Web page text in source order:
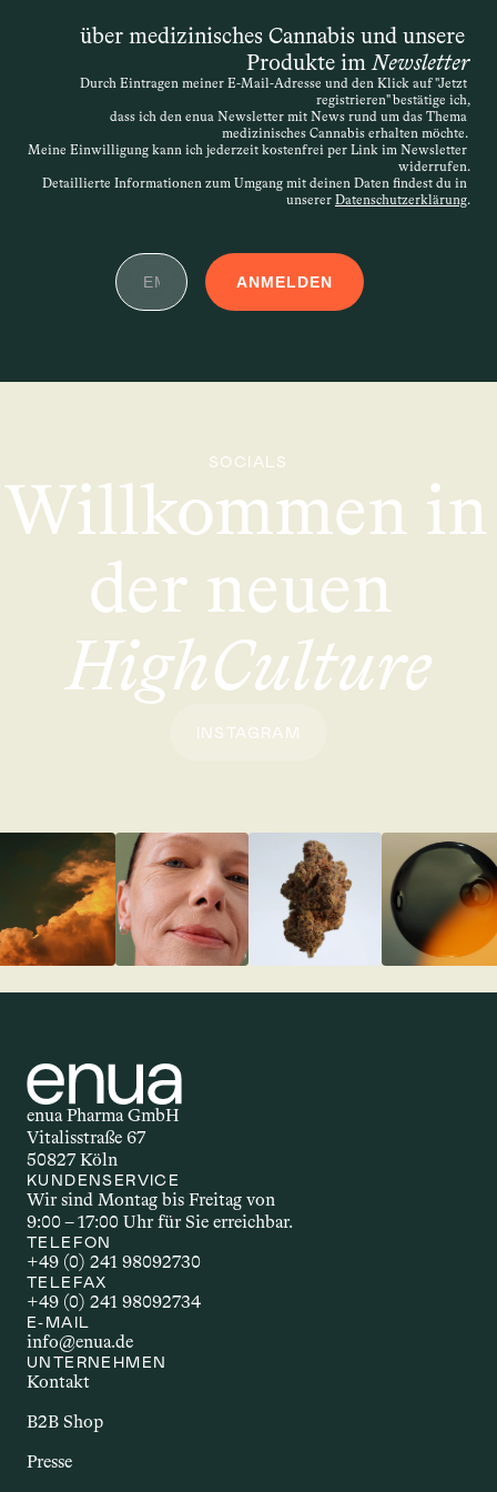
über medizinisches Cannabis und unsere
Produkte im Newsletter
Durch Eintragen meiner E-Mail-Adresse und den Klick auf "Jetzt
registrieren" bestätige ich,
dass ich den enua Newsletter mit News rund um das Thema
medizinisches Cannabis erhalten möchte.
Meine Einwilligung kann ich jederzeit kostenfrei per Link im Newsletter
widerrufen.
Detaillierte Informationen zum Umgang mit deinen Daten findest du in
unserer Datenschutzerklärung.
ANMELDEN
SOCIALS
Willkommen in
der neuen
HighCulture
INSTAGRAM
enua Pharma GmbH
Vitalisstraße 67
50827 Köln
KUNDENSERVICE
Wir sind Montag bis Freitag von
9:00 – 17:00 Uhr für Sie erreichbar.
TELEFON
+49 (0) 241 98092730
TELEFAX
+49 (0) 241 98092734
E-MAIL
info@enua.de
UNTERNEHMEN
Kontakt
B2B Shop
Presse